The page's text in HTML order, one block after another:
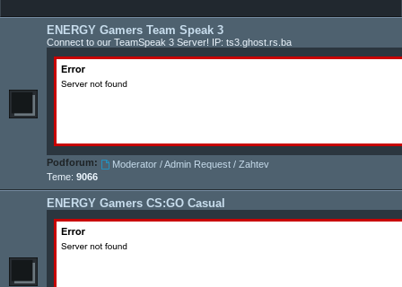
ENERGY Gamers Team Speak 3
Connect to our TeamSpeak 3 Server! IP: ts3.ghost.rs.ba
Podforum:
Moderator / Admin Request / Zahtev
Teme: 9066
ENERGY Gamers CS:GO Casual